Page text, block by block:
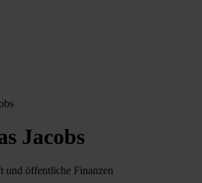
Jacobs
und öffentliche Finanzen